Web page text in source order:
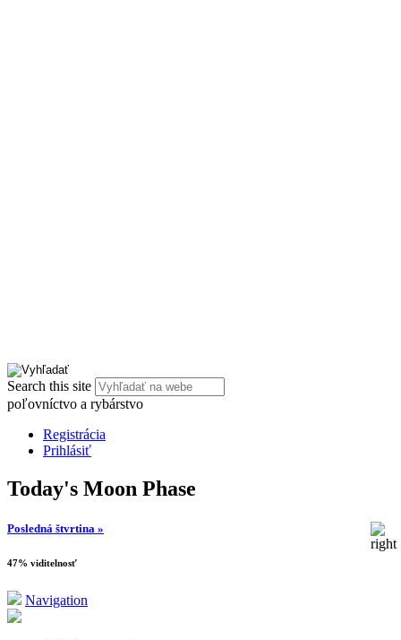
Search this site
poľovníctvo a rybárstvo
Registrácia
Prihlásiť
Today's Moon Phase
Posledná štvrtina »
47% viditelnosť
Navigation